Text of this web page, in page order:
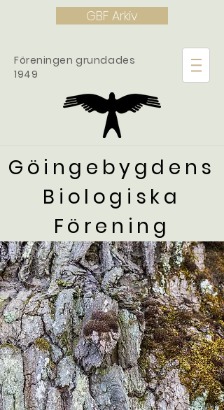
GBF Arkiv
Föreningen grundades
1949
Göingebygdens
Biologiska
Förening